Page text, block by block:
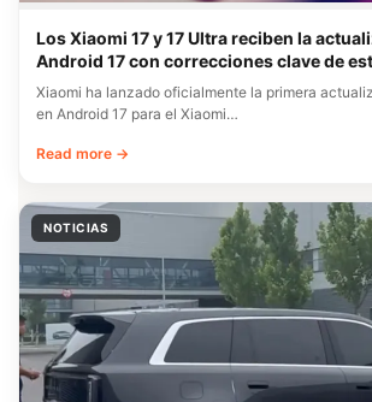
Los Xiaomi 17 y 17 Ultra reciben la
Android 17 con correcciones clave de
Xiaomi ha lanzado oficialmente la primera
en Android 17 para el Xiaomi…
Read more →
NOTICIAS